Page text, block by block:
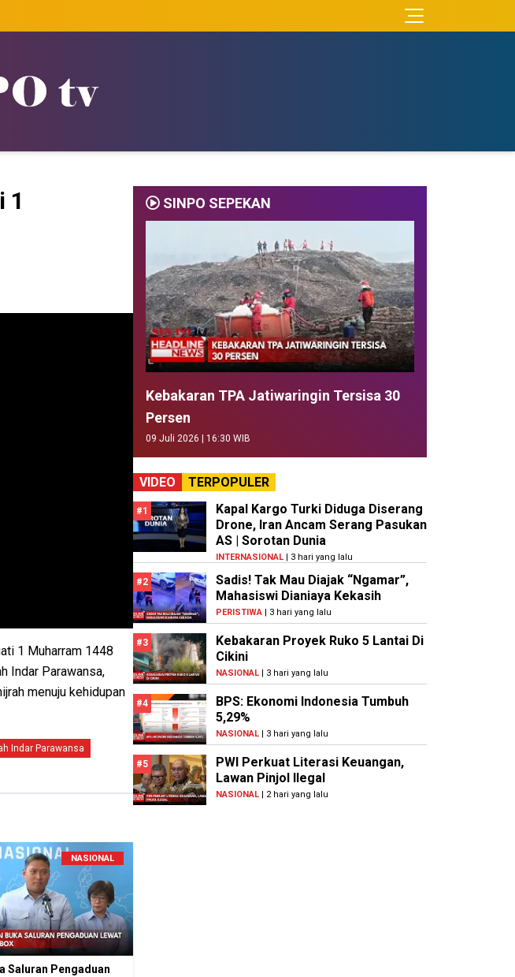
1
1 Muharram 1448
Indar Parawansa,
menuju kehidupan
Indar Parawansa
NASIONAL
Saluran Pengaduan
SINPO SEPEKAN
Kebakaran TPA Jatiwaringin Tersisa 30
Persen
09 Juli 2026 | 16:30 WIB
VIDEO TERPOPULER
#1
Kapal Kargo Turki Diduga Diserang
Drone, Iran Ancam Serang Pasukan
AS | Sorotan Dunia
INTERNASIONAL| 3 hari yang lalu
#2
Sadis! Tak Mau Diajak “Ngamar”,
Mahasiswi Dianiaya Kekasih
PERISTIWA| 3 hari yang lalu
#3
Kebakaran Proyek Ruko 5 Lantai Di
Cikini
NASIONAL| 3 hari yang lalu
#4
BPS: Ekonomi Indonesia Tumbuh
5,29%
NASIONAL| 3 hari yang lalu
#5
PWI Perkuat Literasi Keuangan,
Lawan Pinjol Ilegal
NASIONAL| 2 hari yang lalu